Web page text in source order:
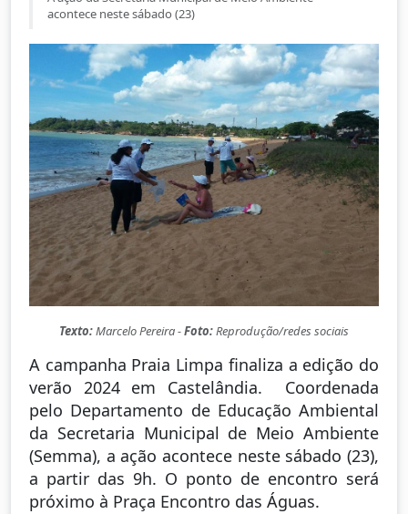
acontece neste sábado (23)
Texto:Marcelo Pereira -Foto:Reprodução/redes sociais
A campanha Praia Limpa finaliza a edição do
verão 2024 em Castelândia. Coordenada
pelo Departamento de Educação Ambiental
da Secretaria Municipal de Meio Ambiente
(Semma), a ação acontece neste sábado (23),
a partir das 9h. O ponto de encontro será
próximo à Praça Encontro das Águas.